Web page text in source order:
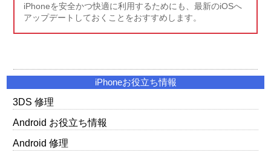
iPhoneを安全かつ快適に利用するためにも、最新のiOSへ
アップデートしておくことをおすすめします。
iPhoneお役立ち情報
3DS 修理
Android お役立ち情報
Android 修理